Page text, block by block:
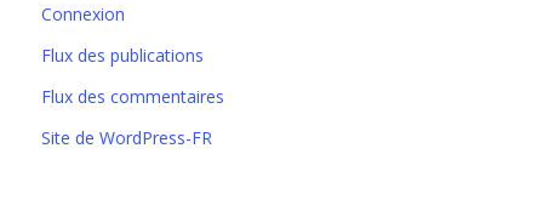
Connexion
Flux des publications
Flux des commentaires
Site de WordPress-FR